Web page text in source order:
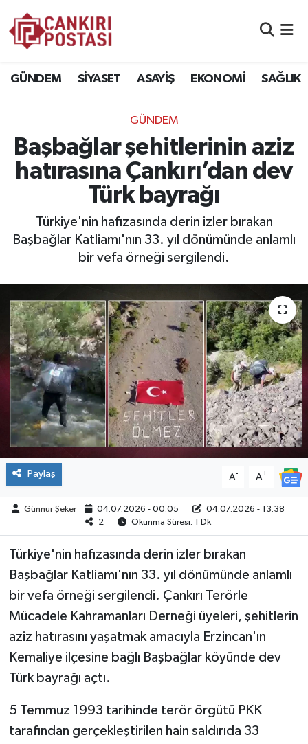
GÜNDEM SİYASET ASAYİŞ EKONOMİ SAĞLIK
GÜNDEM
Başbağlar şehitlerinin aziz
hatırasına Çankırı’dan dev
Türk bayrağı
Türkiye'nin hafızasında derin izler bırakan
Başbağlar Katliamı'nın 33. yıl dönümünde anlamlı
bir vefa örneği sergilendi.
Paylaş A- A+
Günnur Şeker 04.07.2026 - 00:05
04.07.2026 - 13:38
2
Okunma Süresi: 1 Dk
Türkiye'nin hafızasında derin izler bırakan
Başbağlar Katliamı'nın 33. yıl dönümünde anlamlı
bir vefa örneği sergilendi. Çankırı Terörle
Mücadele Kahramanları Derneği üyeleri, şehitlerin
aziz hatırasını yaşatmak amacıyla Erzincan'ın
Kemaliye ilçesine bağlı Başbağlar köyünde dev
Türk bayrağı açtı.
5 Temmuz 1993 tarihinde terör örgütü PKK
tarafından gerçekleştirilen hain saldırıda 33
EKONOMİ
SPOR
EĞİTİM
ÇEVRE
İLÇELER
RESMİ İLANLAR
KÜLTÜR
TURİZM
MAGAZİN
BİLİM&TEKNOLOJİ
BÖLGE
DÜNYA
Trafik Durumu
Süper Lig Puan Durumu ve Fikstür
Tüm Manşetler
Son Dakika Haberleri